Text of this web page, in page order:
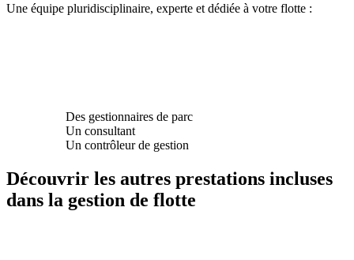
Une équipe pluridisciplinaire, experte et dédiée à votre flotte :
Des gestionnaires de parc
Un consultant
Un contrôleur de gestion
Découvrir les autres prestations incluses
dans la gestion de flotte